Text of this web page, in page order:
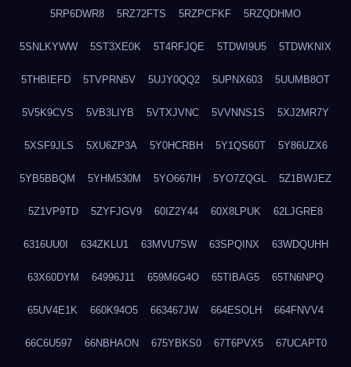
5RP6DWR8 5RZ72FTS 5RZPCFKF 5RZQDHMO
5SNLKYWW 5ST3XE0K 5T4RFJQE 5TDWI9U5 5TDWKNIX
5THBIEFD 5TVPRN5V 5UJY0QQ2 5UPNX603 5UUMB8OT
5V5K9CVS 5VB3LIYB 5VTXJVNC 5VVNNS1S 5XJ2MR7Y
5XSF9JLS 5XU6ZP3A 5Y0HCRBH 5Y1QS60T 5Y86UZX6
5YB5BBQM 5YHM530M 5YO667IH 5YO7ZQGL 5Z1BWJEZ
5Z1VP9TD 5ZYFJGV9 60IZ2Y44 60X8LPUK 62LJGRE8
6316UU0I 634ZKLU1 63MVU7SW 63SPQINX 63WDQUHH
63X60DYM 64996J11 659M6G4O 65TIBAG5 65TN6NPQ
65UV4E1K 660K94O5 663467JW 664ESOLH 664FNVV4
66C6U597 66NBHAON 675YBKS0 67T6PVX5 67UCAPT0